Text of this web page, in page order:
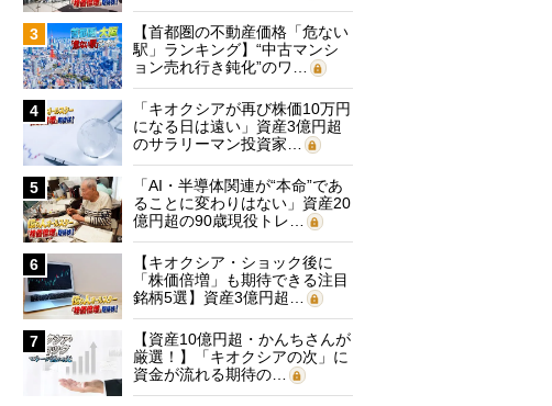
3
【首都圏の不動産価格「危ない
駅」ランキング】“中古マンシ
ョン売れ行き鈍化”のワ…
4
「キオクシアが再び株価10万円
になる日は遠い」資産3億円超
のサラリーマン投資家…
5
「AI・半導体関連が“本命”であ
ることに変わりはない」資産20
億円超の90歳現役トレ…
6
【キオクシア・ショック後に
「株価倍増」も期待できる注目
銘柄5選】資産3億円超…
7
【資産10億円超・かんちさんが
厳選！】「キオクシアの次」に
資金が流れる期待の…